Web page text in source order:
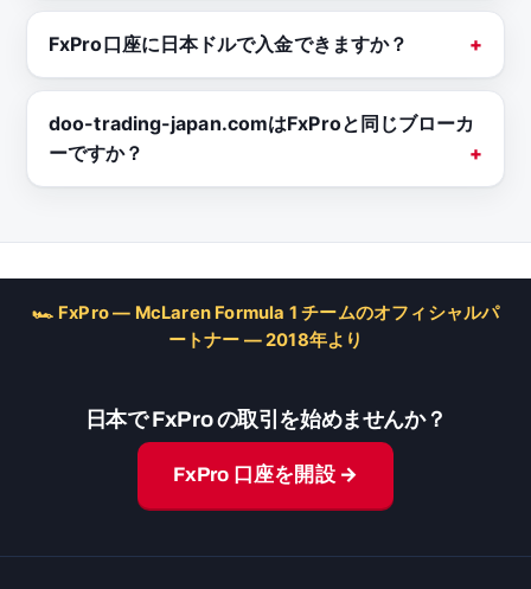
FxPro口座に日本ドルで入金できますか？
doo-trading-japan.comはFxProと同じブローカ
ーですか？
🏎 FxPro — McLaren Formula 1 チームのオフィシャルパ
ートナー — 2018年より
日本で FxPro の取引を始めませんか？
FxPro 口座を開設 →